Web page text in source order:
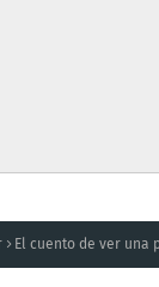
El cuento de ver una